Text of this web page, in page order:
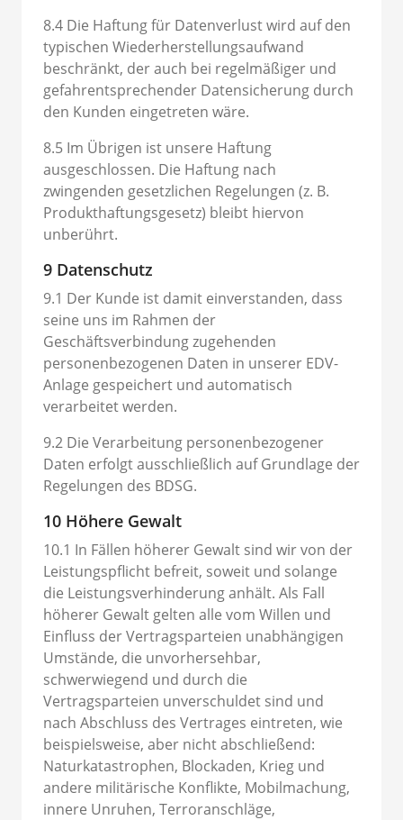
8.4 Die Haftung für Datenverlust wird auf den
typischen Wiederherstellungsaufwand
beschränkt, der auch bei regelmäßiger und
gefahrentsprechender Datensicherung durch
den Kunden eingetreten wäre.
8.5 Im Übrigen ist unsere Haftung
ausgeschlossen. Die Haftung nach
zwingenden gesetzlichen Regelungen (z. B.
Produkthaftungsgesetz) bleibt hiervon
unberührt.
9 Datenschutz
9.1 Der Kunde ist damit einverstanden, dass
seine uns im Rahmen der
Geschäftsverbindung zugehenden
personenbezogenen Daten in unserer EDV-
Anlage gespeichert und automatisch
verarbeitet werden.
9.2 Die Verarbeitung personenbezogener
Daten erfolgt ausschließlich auf Grundlage der
Regelungen des BDSG.
10 Höhere Gewalt
10.1 In Fällen höherer Gewalt sind wir von der
Leistungspflicht befreit, soweit und solange
die Leistungsverhinderung anhält. Als Fall
höherer Gewalt gelten alle vom Willen und
Einfluss der Vertragsparteien unabhängigen
Umstände, die unvorhersehbar,
schwerwiegend und durch die
Vertragsparteien unverschuldet sind und
nach Abschluss des Vertrages eintreten, wie
beispielsweise, aber nicht abschließend:
Naturkatastrophen, Blockaden, Krieg und
andere militärische Konflikte, Mobilmachung,
innere Unruhen, Terroranschläge,